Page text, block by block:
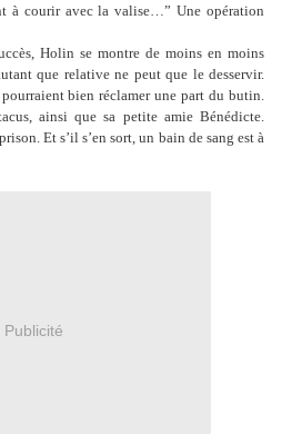
à courir avec la valise…” Une opération
Holin se montre de moins en moins
que relative ne peut que le desservir.
bien réclamer une part du butin.
ainsi que sa petite amie Bénédicte.
Et s’il s’en sort, un bain de sang est à
Publicité